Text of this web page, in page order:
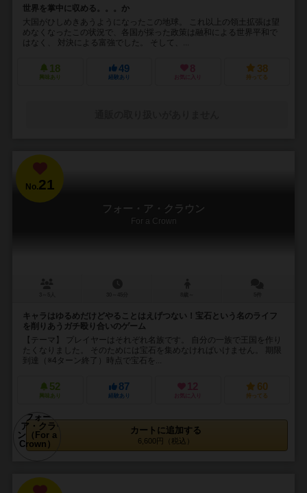
世界を掌中に収める。。。か
大国がひしめきあうようになったこの地球。 これ以上の領土拡張は望
めなくなったこの状況で、各国が採った政策は融和による世界平和で
はなく、 対決による富強でした。 そして、...
18
興味あり
49
経験あり
8
お気に入り
38
持ってる
No.21
フォー・ア・クラウン
For a Crown
キャラはゆるめだけどやることはえげつない！宝石という名のライフ
を削りあうガチ殴り合いのゲーム
【テーマ】 プレイヤーはそれぞれ名族です。 自分の一族で王国を作り
たくなりました。 そのためには宝石を集めなければいけません。 期限
到達（※4ターン終了）時点で宝石を...
52
興味あり
87
経験あり
12
お気に入り
60
持ってる
カートに追加する
6,600円（税込）